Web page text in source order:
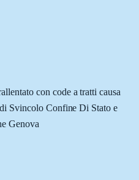
con code a tratti causa
Svincolo Confine Di Stato e
Genova